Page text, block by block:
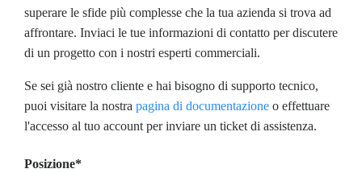
superare le sfide più complesse che la tua azienda si trova ad
affrontare. Inviaci le tue informazioni di contatto per discutere
di un progetto con i nostri esperti commerciali.
Se sei già nostro cliente e hai bisogno di supporto tecnico,
puoi visitare la nostra pagina di documentazione o effettuare
l'accesso al tuo account per inviare un ticket di assistenza.
Posizione*